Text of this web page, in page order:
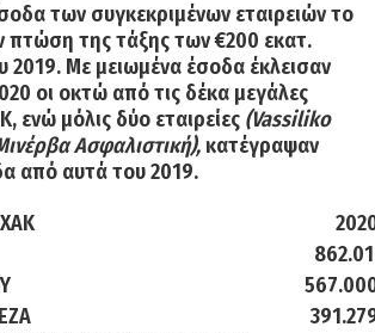
των συγκεκριμένων εταιρειών το
πτώση της τάξης των €200 εκατ.
2019. Με μειωμένα έσοδα έκλεισαν
οι οκτώ από τις δέκα μεγάλες
ενώ μόλις δύο εταιρείες (Vassiliko
Ασφαλιστική),κατέγραψαν
από αυτά του 2019.